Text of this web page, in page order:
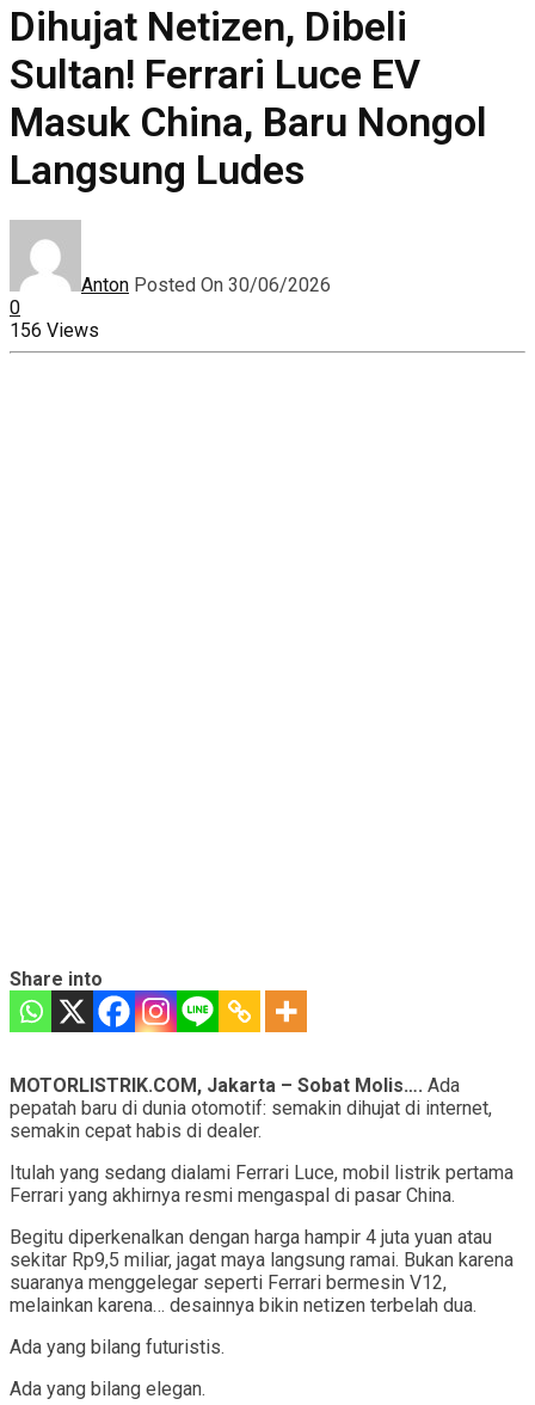
Dihujat Netizen, Dibeli
Sultan! Ferrari Luce EV
Masuk China, Baru Nongol
Langsung Ludes
Anton Posted On 30/06/2026
0
156 Views
Share into
MOTORLISTRIK.COM, Jakarta – Sobat Molis…. Ada
pepatah baru di dunia otomotif: semakin dihujat di internet,
semakin cepat habis di dealer.
Itulah yang sedang dialami Ferrari Luce, mobil listrik pertama
Ferrari yang akhirnya resmi mengaspal di pasar China.
Begitu diperkenalkan dengan harga hampir 4 juta yuan atau
sekitar Rp9,5 miliar, jagat maya langsung ramai. Bukan karena
suaranya menggelegar seperti Ferrari bermesin V12,
melainkan karena… desainnya bikin netizen terbelah dua.
Ada yang bilang futuristis.
Ada yang bilang elegan.